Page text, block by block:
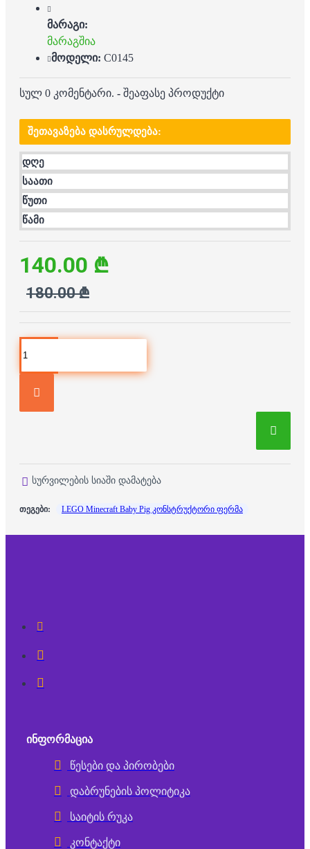
მარაგი:
მარაგშია
მოდელი: C0145
სულ 0 კომენტარი. - შეაფასე პროდუქტი
ᲨᲔᲗᲐᲕᲐᲖᲔᲑᲐ ᲓᲐᲡᲠᲣᲚᲓᲔᲑᲐ:
დღე
საათი
წუთი
წამი
140.00 ₾
180.00 ₾
სურვილების სიაში დამატება
თეგები: LEGO Minecraft Baby Pig კონსტრუქტორი ფერმა
ᲘᲜᲤᲝᲠᲛᲐᲪᲘᲐ
წესები და პირობები
დაბრუნების პოლიტიკა
საიტის რუკა
კონტაქტი